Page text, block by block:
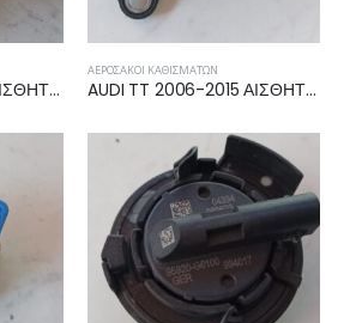
AUDI TT 2006-2015 ΑΙΣΘΗΤΗΡΑΣ ΚΡΟΥΣΗΣ AIRBAG 8P0955557
ΑΕΡΌΣΑΚΟΙ ΚΑΘΙΣΜΆΤΩΝ
AUDI TT 2006-2015 ΑΙΣΘΗΤΗΡΑΣ ΚΡΟΥΣΗΣ AIRBAG 8P0955557